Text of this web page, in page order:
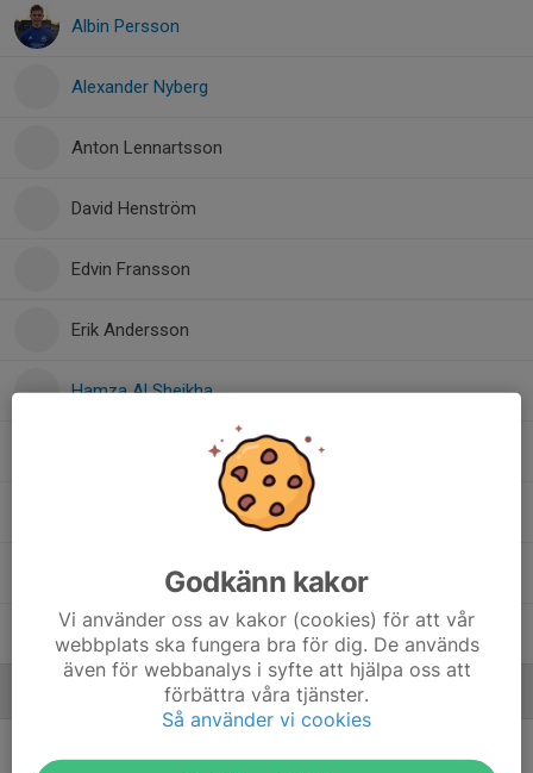
Albin Persson
Alexander Nyberg
Anton Lennartsson
David Henström
Edvin Fransson
Erik Andersson
Hamza Al Sheikha
Simon Kringstad
Walid Babili
Godkänn kakor
Vi använder oss av kakor (cookies) för att vår
webbplats ska fungera bra för dig. De används
även för webbanalys i syfte att hjälpa oss att
förbättra våra tjänster.
Så använder vi cookies